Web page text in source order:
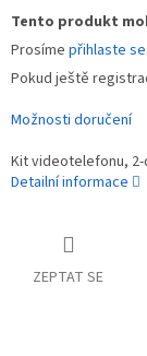
Tento produkt
Prosíme přihlaste se
Pokud ještě
Možnosti doručení
Kit videotelefonu,
Detailní informace
ZEPTAT SE